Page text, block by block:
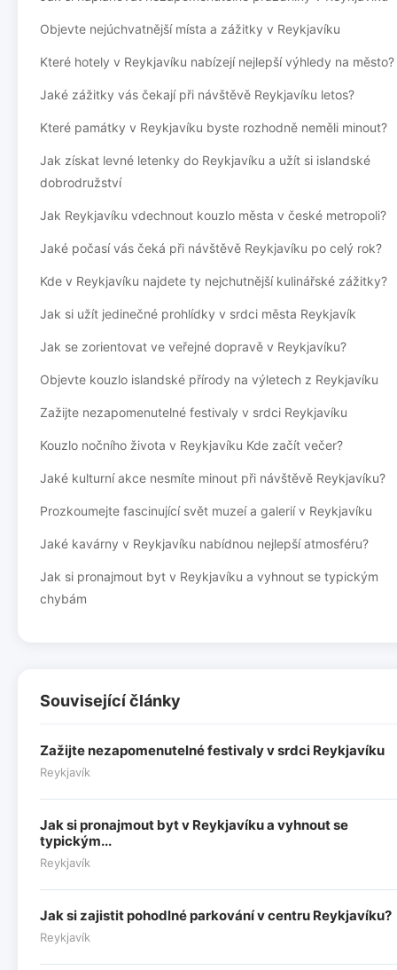
Objevte nejúchvatnější místa a zážitky v Reykjavíku
Které hotely v Reykjavíku nabízejí nejlepší výhledy na město?
Jaké zážitky vás čekají při návštěvě Reykjavíku letos?
Které památky v Reykjavíku byste rozhodně neměli minout?
Jak získat levné letenky do Reykjavíku a užít si islandské
dobrodružství
Jak Reykjavíku vdechnout kouzlo města v české metropoli?
Jaké počasí vás čeká při návštěvě Reykjavíku po celý rok?
Kde v Reykjavíku najdete ty nejchutnější kulinářské zážitky?
Jak si užít jedinečné prohlídky v srdci města Reykjavík
Jak se zorientovat ve veřejné dopravě v Reykjavíku?
Objevte kouzlo islandské přírody na výletech z Reykjavíku
Zažijte nezapomenutelné festivaly v srdci Reykjavíku
Kouzlo nočního života v Reykjavíku Kde začít večer?
Jaké kulturní akce nesmíte minout při návštěvě Reykjavíku?
Prozkoumejte fascinující svět muzeí a galerií v Reykjavíku
Jaké kavárny v Reykjavíku nabídnou nejlepší atmosféru?
Jak si pronajmout byt v Reykjavíku a vyhnout se typickým
chybám
Související články
Zažijte nezapomenutelné festivaly v srdci Reykjavíku
Reykjavík
Jak si pronajmout byt v Reykjavíku a vyhnout se
typickým...
Reykjavík
Jak si zajistit pohodlné parkování v centru Reykjavíku?
Reykjavík